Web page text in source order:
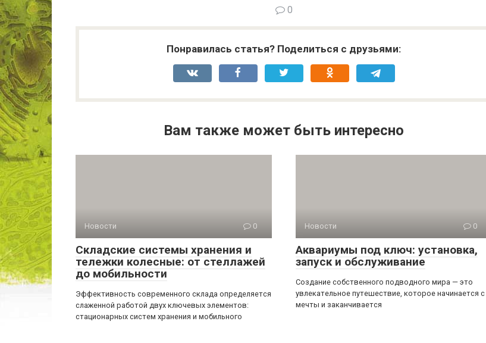
0
Понравилась статья? Поделиться с друзьями:
Вам также может быть интересно
Новости 0
Складские системы хранения и
тележки колесные: от стеллажей
до мобильности
Эффективность современного склада определяется
слаженной работой двух ключевых элементов:
стационарных систем хранения и мобильного
Новости 0
Аквариумы под ключ: установка,
запуск и обслуживание
Создание собственного подводного мира — это
увлекательное путешествие, которое начинается с
мечты и заканчивается